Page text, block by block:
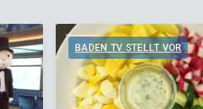
BADEN TV STELLT VOR